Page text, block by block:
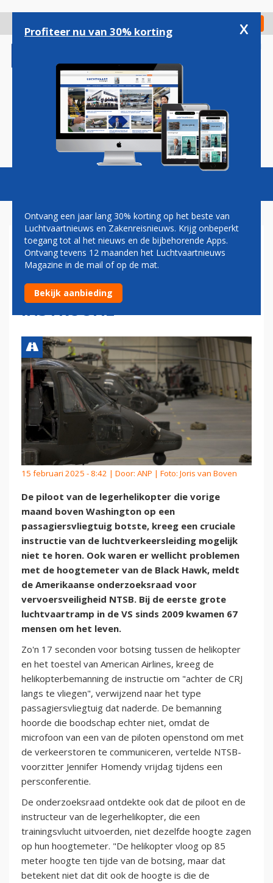
gaan
Check in
Magazine Podcasts Vacatures
HELIKOPTERPILOOT MISTE
VOOR CRASH IN
WASHINGTON 'CRUCIALE
INSTRUCTIE'
15 februari 2025 - 8:42 | Door: ANP | Foto: Joris van Boven
De piloot van de legerhelikopter die vorige
maand boven Washington op een
passagiersvliegtuig botste, kreeg een cruciale
instructie van de luchtverkeersleiding mogelijk
niet te horen. Ook waren er wellicht problemen
met de hoogtemeter van de Black Hawk, meldt
de Amerikaanse onderzoeksraad voor
vervoersveiligheid NTSB. Bij de eerste grote
luchtvaartramp in de VS sinds 2009 kwamen 67
mensen om het leven.
Zo'n 17 seconden voor botsing tussen de helikopter
en het toestel van American Airlines, kreeg de
helikopterbemanning de instructie om "achter de CRJ
langs te vliegen", verwijzend naar het type
passagiersvliegtuig dat naderde. De bemanning
hoorde die boodschap echter niet, omdat de
microfoon van een van de piloten openstond om met
de verkeerstoren te communiceren, vertelde NTSB-
voorzitter Jennifer Homendy vrijdag tijdens een
persconferentie.
De onderzoeksraad ontdekte ook dat de piloot en de
instructeur van de legerhelikopter, die een
trainingsvlucht uitvoerden, niet dezelfde hoogte zagen
op hun hoogtemeter. "De helikopter vloog op 85
meter hoogte ten tijde van de botsing, maar dat
betekent niet dat dit ook de hoogte is die de
Profiteer nu van 30% korting x
Ontvang een jaar lang 30% korting op het beste van
Luchtvaartnieuws en Zakenreisnieuws. Krijg onbeperkt
toegang tot al het nieuws en de bijbehorende Apps.
Ontvang tevens 12 maanden het Luchtvaartnieuws
Magazine in de mail of op de mat.
Bekijk aanbieding